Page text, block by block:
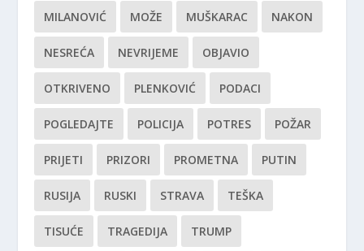
MILANOVIĆ MOŽE MUŠKARAC NAKON
NESREĆA NEVRIJEME OBJAVIO
OTKRIVENO PLENKOVIĆ PODACI
POGLEDAJTE POLICIJA POTRES POŽAR
PRIJETI PRIZORI PROMETNA PUTIN
RUSIJA RUSKI STRAVA TEŠKA
TISUĆE TRAGEDIJA TRUMP